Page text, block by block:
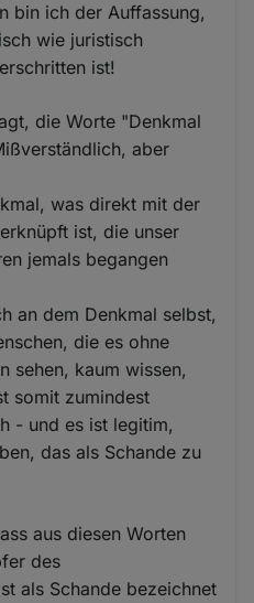
bin ich der Auffassung,
wie juristisch
ist!
die Worte "Denkmal
aber
was direkt mit der
ist, die unser
jemals begangen
an dem Denkmal selbst,
die es ohne
sehen, kaum wissen,
somit zumindest
- und es ist legitim,
das als Schande zu
aus diesen Worten
des
als Schande bezeichnet